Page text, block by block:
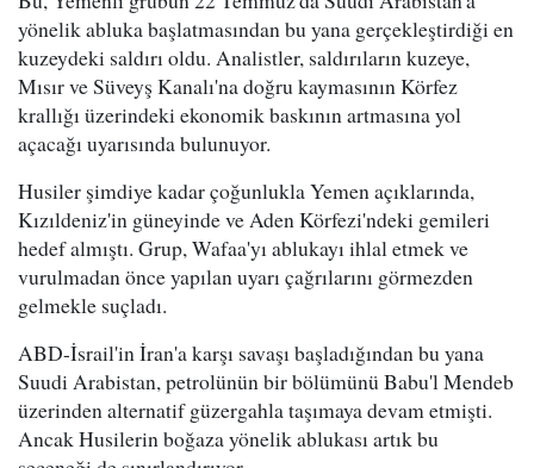
yönelik abluka başlatmasından bu yana gerçekleştirdiği en
kuzeydeki saldırı oldu. Analistler, saldırıların kuzeye,
Mısır ve Süveyş Kanalı'na doğru kaymasının Körfez
krallığı üzerindeki ekonomik baskının artmasına yol
açacağı uyarısında bulunuyor.
Husiler şimdiye kadar çoğunlukla Yemen açıklarında,
Kızıldeniz'in güneyinde ve Aden Körfezi'ndeki gemileri
hedef almıştı. Grup, Wafaa'yı ablukayı ihlal etmek ve
vurulmadan önce yapılan uyarı çağrılarını görmezden
gelmekle suçladı.
ABD-İsrail'in İran'a karşı savaşı başladığından bu yana
Suudi Arabistan, petrolünün bir bölümünü Babu'l Mendeb
üzerinden alternatif güzergahla taşımaya devam etmişti.
Ancak Husilerin boğaza yönelik ablukası artık bu